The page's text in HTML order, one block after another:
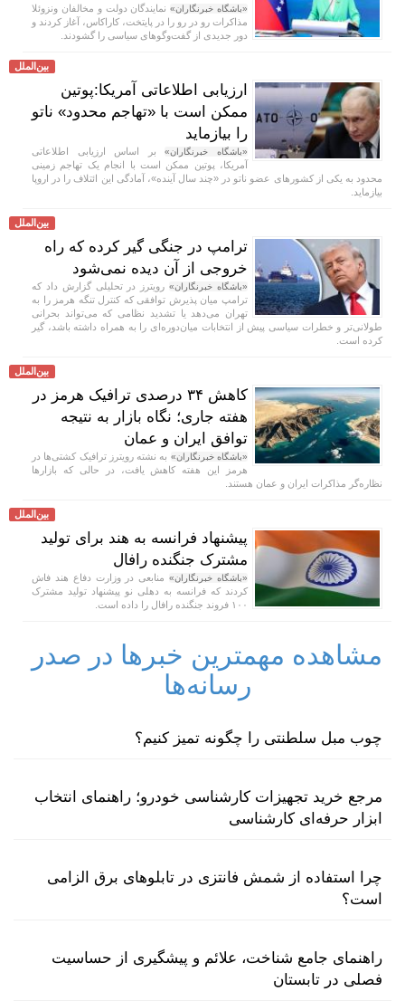
«باشگاه خبرنگاران»نمایندگان دولت و مخالفان ونزوئلا
مذاکرات رو در رو را در پایتخت، کاراکاس، آغاز کردند و
دور جدیدی از گفت‌و‌گو‌های سیاسی را گشودند.
بین‌الملل
ارزیابی اطلاعاتی آمریکا:پوتین
ممکن است با «تهاجم محدود» ناتو
را بیازماید
«باشگاه خبرنگاران»بر اساس ارزیابی اطلاعاتی
آمریکا، پوتین ممکن است با انجام یک تهاجم زمینی
محدود به یکی از کشور‌های عضو ناتو در «چند سال آینده»، آمادگی این ائتلاف را در اروپا
بیازماید.
بین‌الملل
ترامپ در جنگی گیر کرده که راه
خروجی از آن دیده نمی‌شود
«باشگاه خبرنگاران»رویترز در تحلیلی گزارش داد که
ترامپ میان پذیرش توافقی که کنترل تنگه هرمز را به
تهران می‌دهد یا تشدید نظامی که می‌تواند بحرانی
طولانی‌تر و خطرات سیاسی پیش از انتخابات میان‌دوره‌ای را به همراه داشته باشد، گیر
کرده است.
بین‌الملل
کاهش ۳۴ درصدی ترافیک هرمز در
هفته جاری؛ نگاه بازار به نتیجه
توافق ایران و عمان
«باشگاه خبرنگاران» به نشته رویترز ترافیک کشتی‌ها در
هرمز این هفته کاهش یافت، در حالی که بازار‌ها
نظاره‌گر مذاکرات ایران و عمان هستند.
بین‌الملل
پیشنهاد فرانسه به هند برای تولید
مشترک جنگنده رافال
«باشگاه خبرنگاران»منابعی در وزارت دفاع هند فاش
کردند که فرانسه به دهلی نو پیشنهاد تولید مشترک
۱۰۰ فروند جنگنده رافال را داده است.
مشاهده مهمترین خبرها در صدر
رسانه‌ها
چوب مبل سلطنتی را چگونه تمیز کنیم؟
مرجع خرید تجهیزات کارشناسی خودرو؛ راهنمای انتخاب
ابزار حرفه‌ای کارشناسی
چرا استفاده از شمش فانتزی در تابلوهای برق الزامی
است؟
راهنمای جامع شناخت، علائم و پیشگیری از حساسیت
فصلی در تابستان